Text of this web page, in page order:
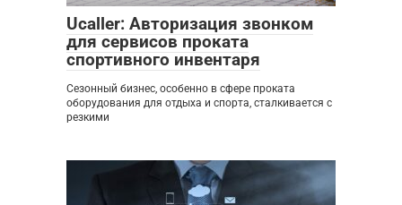
Ucaller: Авторизация звонком
для сервисов проката
спортивного инвентаря
Сезонный бизнес, особенно в сфере проката
оборудования для отдыха и спорта, сталкивается с
резкими